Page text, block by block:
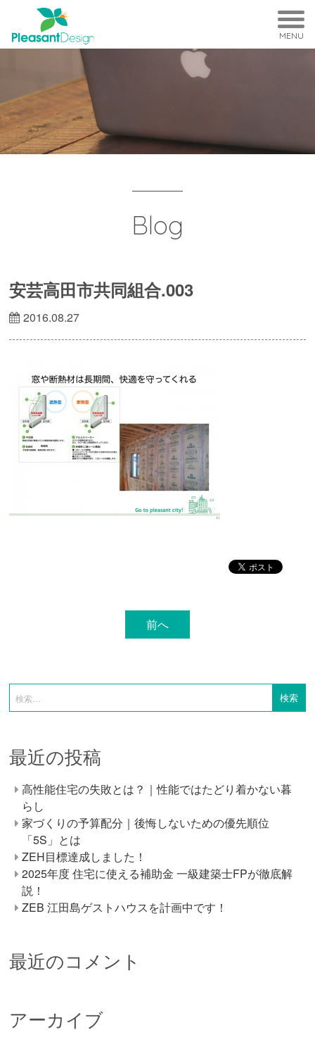
MENU
Blog
安芸高田市共同組合.003
2016.08.27
前へ
最近の投稿
高性能住宅の失敗とは？｜性能ではたどり着かない暮
らし
家づくりの予算配分｜後悔しないための優先順位
「5S」とは
ZEH目標達成しました！
2025年度 住宅に使える補助金 一級建築士FPが徹底解
説！
ZEB 江田島ゲストハウスを計画中です！
最近のコメント
アーカイブ